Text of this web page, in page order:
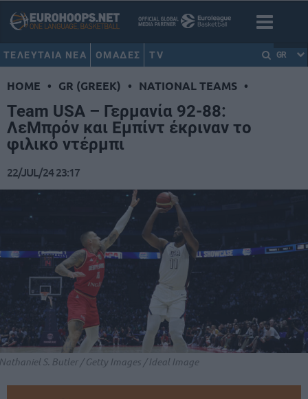
ΤΕΛΕΥΤΑΙΑ ΝΕΑ ΟΜΑΔΕΣ TV GR
HOME • GR (GREEK) • NATIONAL TEAMS •
Team USA – Γερμανία 92-88:
ΛεΜπρόν και Εμπίντ έκριναν το
φιλικό ντέρμπι
22/JUL/24 23:17
S. Butler / Getty Images / Ideal Image